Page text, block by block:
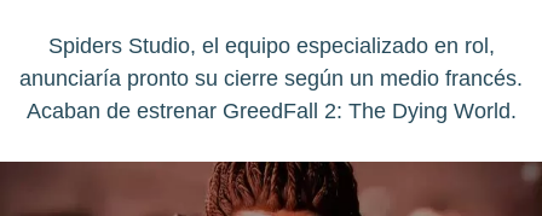
Spiders Studio, el equipo especializado en rol,
anunciaría pronto su cierre según un medio francés.
Acaban de estrenar GreedFall 2: The Dying World.